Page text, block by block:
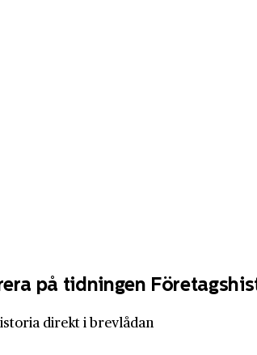
på tidningen
direkt i brevlådan